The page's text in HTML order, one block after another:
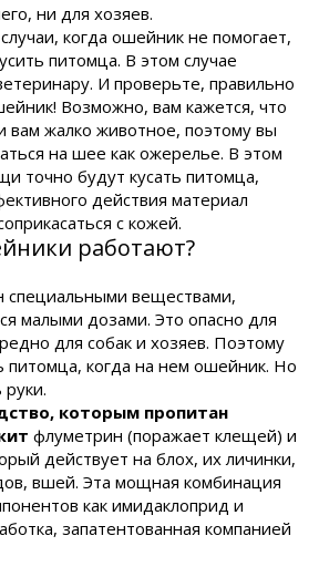
ни для хозяев.
когда ошейник не помогает,
питомца. В этом случае
И проверьте, правильно
Возможно, вам кажется, что
вам жалко животное, поэтому вы
на шее как ожерелье. В этом
точно будут кусать питомца,
действия материал
с кожей.
работают?
специальными веществами,
малыми дозами. Это опасно для
для собак и хозяев. Поэтому
питомца, когда на нем ошейник. Но
которым пропитан
флуметрин (поражает клещей) и
действует на блох, их личинки,
вшей. Эта мощная комбинация
как имидаклоприд и
запатентованная компанией